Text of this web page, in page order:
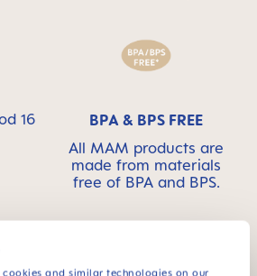
cookies and similar technologies on our
16
BPA & BPS FREE
All MAM products are
made from materials
free of BPA and BPS.